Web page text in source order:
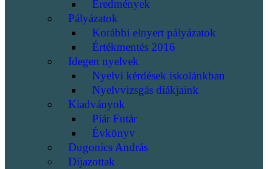
Eredmények
Pályázatok
Korábbi elnyert pályázatok
Értékmentés 2016
Idegen nyelvek
Nyelvi kérdések iskolánkban
Nyelvvizsgás diákjaink
Kiadványok
Piár Futár
Évkönyv
Dugonics András
Díjazottak